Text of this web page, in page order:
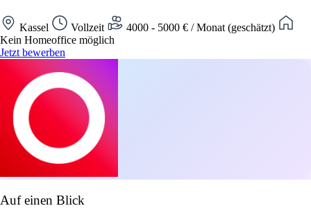
Kassel Vollzeit
4000 - 5000 € / Monat (geschätzt)
Kein Homeoffice möglich
Jetzt bewerben
Auf einen Blick